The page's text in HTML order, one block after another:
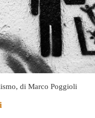
di Marco Poggioli